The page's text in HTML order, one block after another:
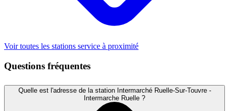
Voir toutes les stations service à proximité
Questions fréquentes
Quelle est l'adresse de la station Intermarché Ruelle-Sur-Touvre -
Intermarche Ruelle ?